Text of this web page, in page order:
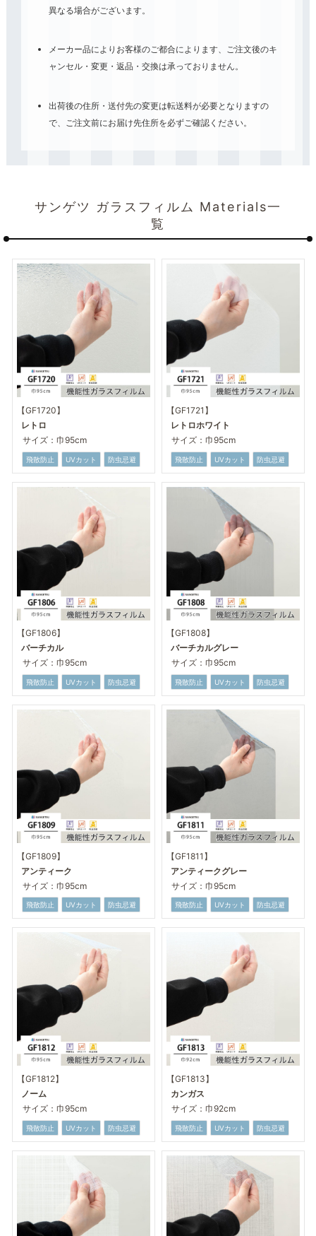
異なる場合がございます。
メーカー品によりお客様のご都合によります、ご注文後のキ
ャンセル・変更・返品・交換は承っておりません。
出荷後の住所・送付先の変更は転送料が必要となりますの
で、ご注文前にお届け先住所を必ずご確認ください。
サンゲツ ガラスフィルム Materials一
覧
【GF1720】
レトロ
サイズ：巾95cm
飛散防止 UVカット 防虫忌避
【GF1721】
レトロホワイト
サイズ：巾95cm
飛散防止 UVカット 防虫忌避
【GF1806】
バーチカル
サイズ：巾95cm
飛散防止 UVカット 防虫忌避
【GF1808】
バーチカルグレー
サイズ：巾95cm
飛散防止 UVカット 防虫忌避
【GF1809】
アンティーク
サイズ：巾95cm
飛散防止 UVカット 防虫忌避
【GF1811】
アンティークグレー
サイズ：巾95cm
飛散防止 UVカット 防虫忌避
【GF1812】
ノーム
サイズ：巾95cm
飛散防止 UVカット 防虫忌避
【GF1813】
カンガス
サイズ：巾92cm
飛散防止 UVカット 防虫忌避